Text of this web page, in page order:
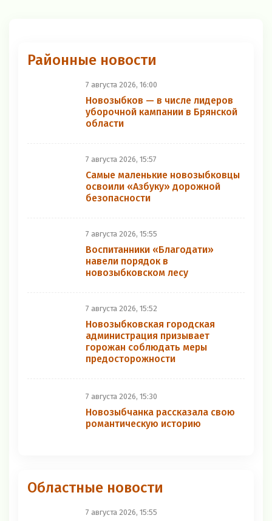
Районные новости
7 августа 2026, 16:00
Новозыбков — в числе лидеров
уборочной кампании в Брянской
области
7 августа 2026, 15:57
Самые маленькие новозыбковцы
освоили «Азбуку» дорожной
безопасности
7 августа 2026, 15:55
Воспитанники «Благодати»
навели порядок в
новозыбковском лесу
7 августа 2026, 15:52
Новозыбковская городская
администрация призывает
горожан соблюдать меры
предосторожности
7 августа 2026, 15:30
Новозыбчанка рассказала свою
романтическую историю
Областные новости
7 августа 2026, 15:55